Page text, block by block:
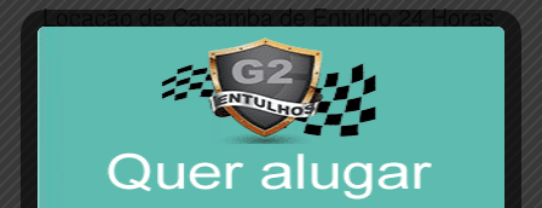
Locação de Caçamba de Entulho 24 Horas
Praça da republica …
Buscando locação de caçambade entulho 24 horas
? Para a eliminação de muitos materiais que devem ser
descartados, é recomendada a …